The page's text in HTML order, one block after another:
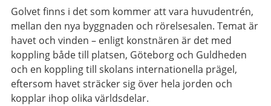
Golvet finns i det som kommer att vara huvudentrén,
mellan den nya byggnaden och rörelsesalen. Temat är
havet och vinden – enligt konstnären är det med
koppling både till platsen, Göteborg och Guldheden
och en koppling till skolans internationella prägel,
eftersom havet sträcker sig över hela jorden och
kopplar ihop olika världsdelar.